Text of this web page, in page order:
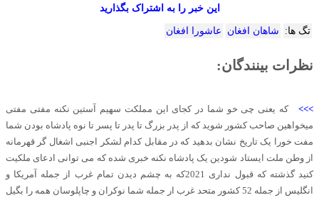
این خبر را به اشتراک بگذارید
تگ ها: شاهان افغان عاشورا افغان
نظرات بینندگان:
>>>که یعنی چی خو شما در کجای این مملکت سهیم آستین نکنه مفتی مفتی
میخواهین صاحب کشور شوید که از پدر بزرگ تا پدر تا پسر تا نوه پادشاه بودن شما
مفت خورا یک تاریخ نشان بدهید که در مقابل کدام لشکر اجنبی اشغال گر قهرمانه
از وطن ملت ایستاد شودین یک پادشاه نکنه خبری شده که می توانی ادعای ملکیت
کنید گذشته که قبول نداری 2021که به چشم دیدن تمام غرب از جمله آمریکا و
انگلیس از جمله 52 کشور متحد غرب ار جمله شما نوکران و چاپلوسان همه را بگیل